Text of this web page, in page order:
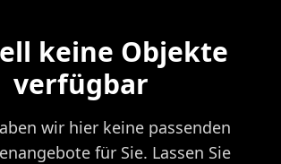
keine Objekte
verfügbar
wir hier keine passenden
für Sie. Lassen Sie